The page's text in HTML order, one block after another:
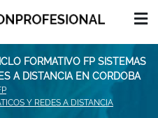
FORMATIVO FP SISTEMAS
A DISTANCIA EN CORDOBA
Y REDES A DISTANCIA